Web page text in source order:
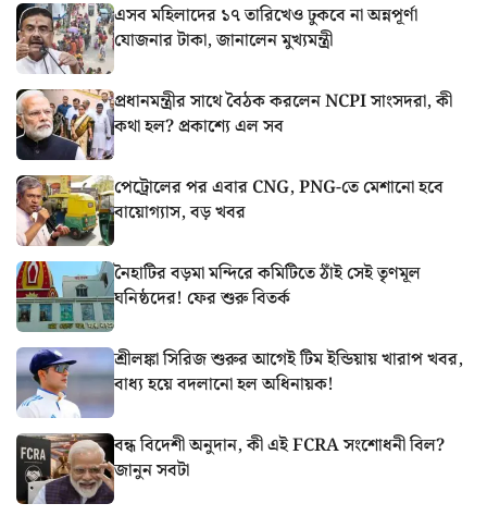
এসব মহিলাদের ১৭ তারিখেও ঢুকবে না অন্নপূর্ণা
যোজনার টাকা, জানালেন মুখ্যমন্ত্রী
প্রধানমন্ত্রীর সাথে বৈঠক করলেন NCPI সাংসদরা, কী
কথা হল? প্রকাশ্যে এল সব
পেট্রোলের পর এবার CNG, PNG-তে মেশানো হবে
বায়োগ্যাস, বড় খবর
নৈহাটির বড়মা মন্দিরে কমিটিতে ঠাঁই সেই তৃণমূল
ঘনিষ্ঠদের! ফের শুরু বিতর্ক
শ্রীলঙ্কা সিরিজ শুরুর আগেই টিম ইন্ডিয়ায় খারাপ খবর,
বাধ্য হয়ে বদলানো হল অধিনায়ক!
বন্ধ বিদেশী অনুদান, কী এই FCRA সংশোধনী বিল?
জানুন সবটা